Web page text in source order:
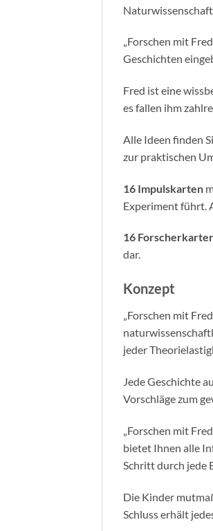
„Forschen mit
Geschichten
Fred ist eine
es fallen ihm
Alle Ideen finden
zur praktischen
16 Impulskarten
Experiment führt.
16
dar.
Konzept
„Forschen mit
jeder
Jede Geschichte
Vorschläge zum
„Forschen mit
bietet Ihnen alle
Schritt durch jede
Die Kinder
Schluss erhält